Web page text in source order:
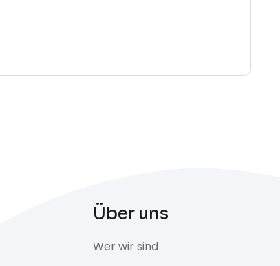
Über uns
Wer wir sind